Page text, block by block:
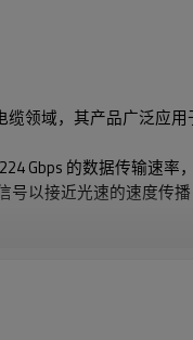
缆领域，其产品广泛应
Gbps 的数据传输速率
号以接近光速的速度传播